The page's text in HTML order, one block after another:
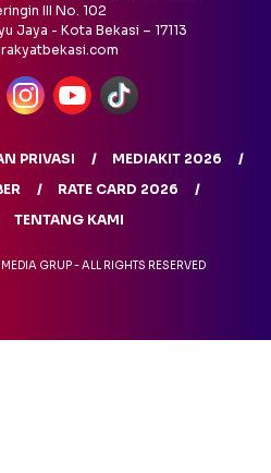
III No. 102
Jaya - Kota Bekasi – 17113
PRIVASI
MEDIAKIT 2026
RATE CARD 2026
TENTANG KAMI
GRUP - ALL RIGHTS RESERVED